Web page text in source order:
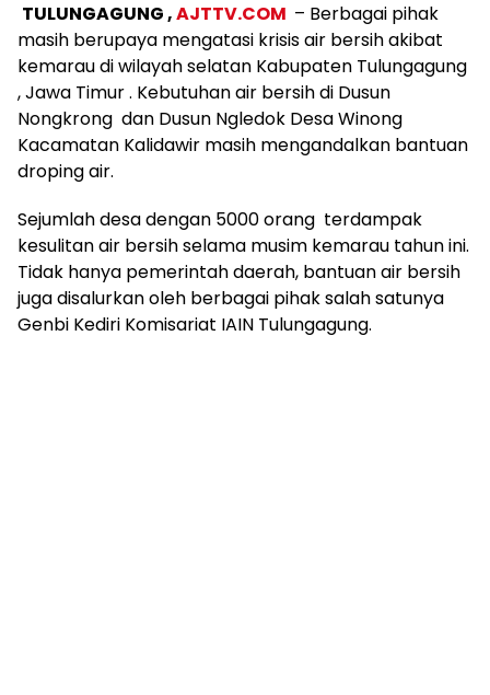
TULUNGAGUNG ,AJTTV.COM – Berbagai pihak
masih berupaya mengatasi krisis air bersih akibat
kemarau di wilayah selatan Kabupaten Tulungagung
, Jawa Timur . Kebutuhan air bersih di Dusun
Nongkrong dan Dusun Ngledok Desa Winong
Kacamatan Kalidawir masih mengandalkan bantuan
droping air.
Sejumlah desa dengan 5000 orang terdampak
kesulitan air bersih selama musim kemarau tahun ini.
Tidak hanya pemerintah daerah, bantuan air bersih
juga disalurkan oleh berbagai pihak salah satunya
Genbi Kediri Komisariat IAIN Tulungagung.